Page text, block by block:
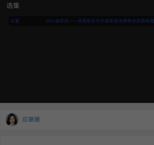
选集
试看 YAN 值密码——洞悉新时代中国年轻消费群体的营销
应姗姗